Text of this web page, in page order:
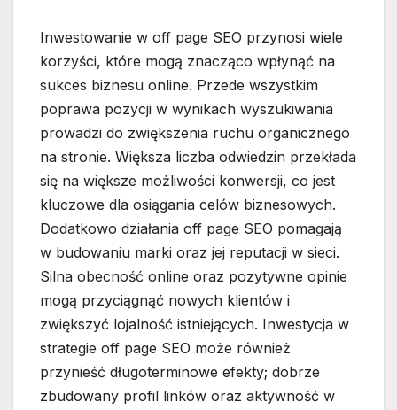
Inwestowanie w off page SEO przynosi wiele
korzyści, które mogą znacząco wpłynąć na
sukces biznesu online. Przede wszystkim
poprawa pozycji w wynikach wyszukiwania
prowadzi do zwiększenia ruchu organicznego
na stronie. Większa liczba odwiedzin przekłada
się na większe możliwości konwersji, co jest
kluczowe dla osiągania celów biznesowych.
Dodatkowo działania off page SEO pomagają
w budowaniu marki oraz jej reputacji w sieci.
Silna obecność online oraz pozytywne opinie
mogą przyciągnąć nowych klientów i
zwiększyć lojalność istniejących. Inwestycja w
strategie off page SEO może również
przynieść długoterminowe efekty; dobrze
zbudowany profil linków oraz aktywność w